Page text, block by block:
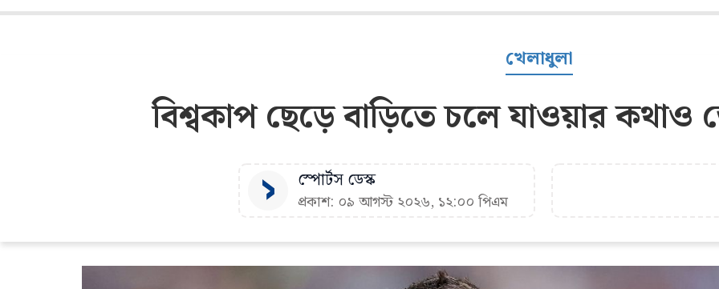
খেলাধুলা
বিশ্বকাপ ছেড়ে বাড়িতে চলে যাওয়ার কথাও
স্পোর্টস ডেস্ক
প্রকাশ: ০৯ আগস্ট ২০২৬, ১২:০০ পিএম